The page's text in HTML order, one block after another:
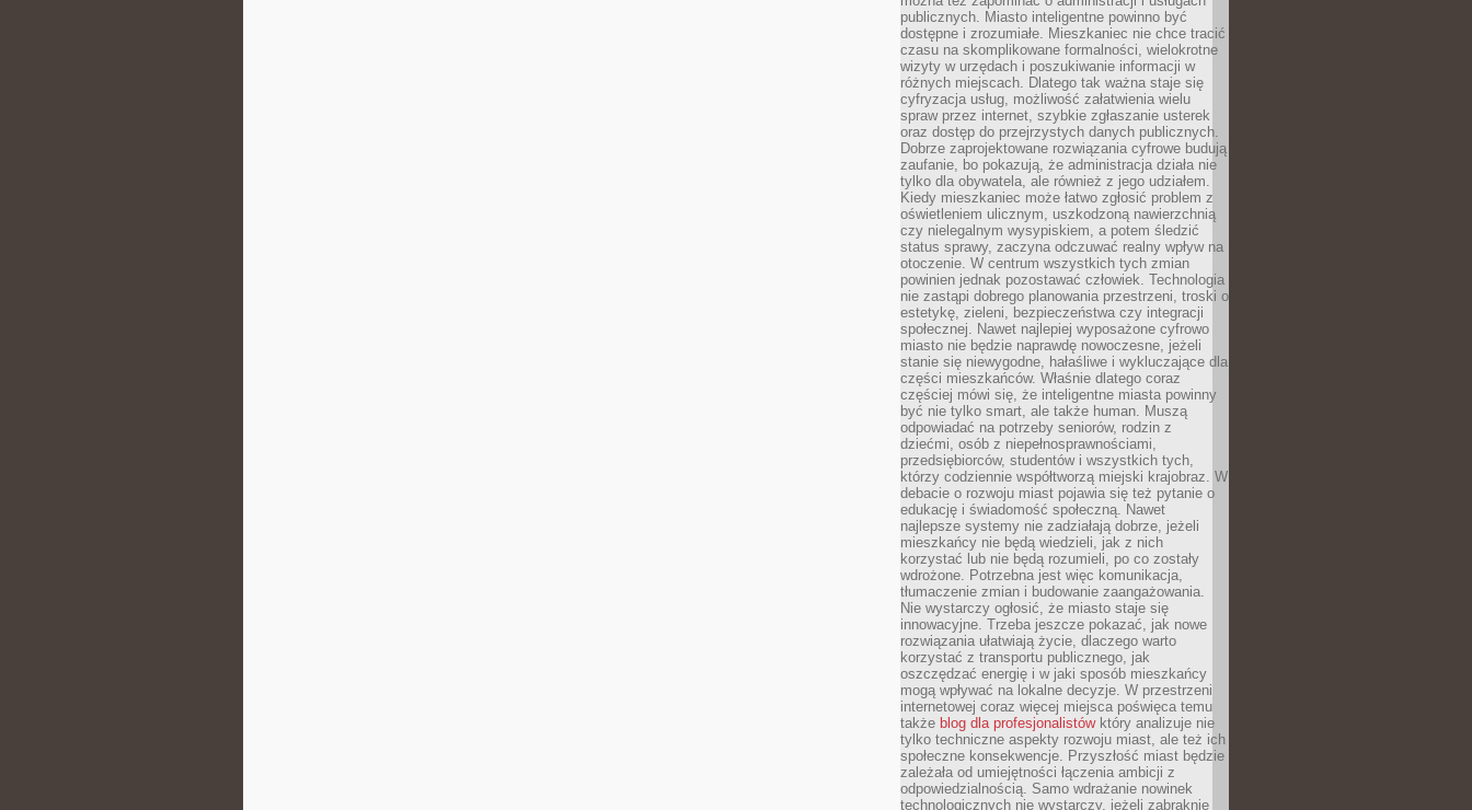
publicznych. Miasto inteligentne powinno być
dostępne i zrozumiałe. Mieszkaniec nie chce tracić
czasu na skomplikowane formalności, wielokrotne
wizyty w urzędach i poszukiwanie informacji w
różnych miejscach. Dlatego tak ważna staje się
cyfryzacja usług, możliwość załatwienia wielu
spraw przez internet, szybkie zgłaszanie usterek
oraz dostęp do przejrzystych danych publicznych.
Dobrze zaprojektowane rozwiązania cyfrowe budują
zaufanie, bo pokazują, że administracja działa nie
tylko dla obywatela, ale również z jego udziałem.
Kiedy mieszkaniec może łatwo zgłosić problem z
oświetleniem ulicznym, uszkodzoną nawierzchnią
czy nielegalnym wysypiskiem, a potem śledzić
status sprawy, zaczyna odczuwać realny wpływ na
otoczenie. W centrum wszystkich tych zmian
powinien jednak pozostawać człowiek. Technologia
nie zastąpi dobrego planowania przestrzeni, troski o
estetykę, zieleni, bezpieczeństwa czy integracji
społecznej. Nawet najlepiej wyposażone cyfrowo
miasto nie będzie naprawdę nowoczesne, jeżeli
stanie się niewygodne, hałaśliwe i wykluczające dla
części mieszkańców. Właśnie dlatego coraz
częściej mówi się, że inteligentne miasta powinny
być nie tylko smart, ale także human. Muszą
odpowiadać na potrzeby seniorów, rodzin z
dziećmi, osób z niepełnosprawnościami,
przedsiębiorców, studentów i wszystkich tych,
którzy codziennie współtworzą miejski krajobraz. W
debacie o rozwoju miast pojawia się też pytanie o
edukację i świadomość społeczną. Nawet
najlepsze systemy nie zadziałają dobrze, jeżeli
mieszkańcy nie będą wiedzieli, jak z nich
korzystać lub nie będą rozumieli, po co zostały
wdrożone. Potrzebna jest więc komunikacja,
tłumaczenie zmian i budowanie zaangażowania.
Nie wystarczy ogłosić, że miasto staje się
innowacyjne. Trzeba jeszcze pokazać, jak nowe
rozwiązania ułatwiają życie, dlaczego warto
korzystać z transportu publicznego, jak
oszczędzać energię i w jaki sposób mieszkańcy
mogą wpływać na lokalne decyzje. W przestrzeni
internetowej coraz więcej miejsca poświęca temu
także blog dla profesjonalistówktóry analizuje nie
tylko techniczne aspekty rozwoju miast, ale też ich
społeczne konsekwencje. Przyszłość miast będzie
zależała od umiejętności łączenia ambicji z
odpowiedzialnością. Samo wdrażanie nowinek
technologicznych nie wystarczy, jeżeli zabraknie